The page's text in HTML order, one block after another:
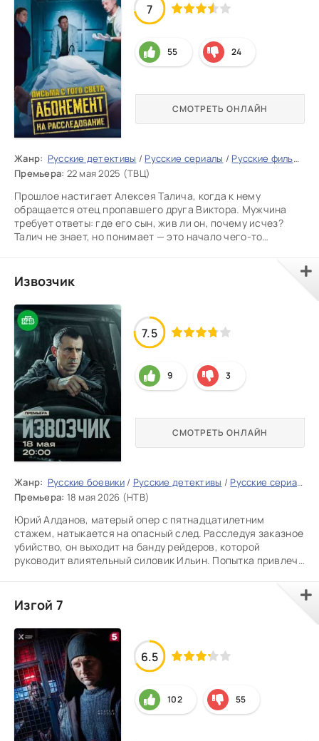
Жанр: Русские детективы / Русские сериалы / Русские фильмы 2026
Премьера: 22 мая 2025 (ТВЦ)
Прошлое настигает Алексея Талича, когда к нему
обращается отец пропавшего друга Виктора. Мужчина
требует ответы: где его сын, жив ли он, почему исчез?
Талич не знает, но понимает — это начало чего-то
СМОТРЕТЬ ОНЛАЙН
7
55 24
Извозчик
Жанр: Русские боевики/ Русские детективы / Русские сериалы
Премьера: 18 мая 2026 (НТВ)
Юрий Алданов, матерый опер с пятнадцатилетним
стажем, натыкается на опасный след. Расследуя заказное
убийство, он выходит на банду рейдеров, которой
руководит влиятельный силовик Ильин. Попытка привлечь
СМОТРЕТЬ ОНЛАЙН
7.5
9 3
Изгой 7
6.5
102 55